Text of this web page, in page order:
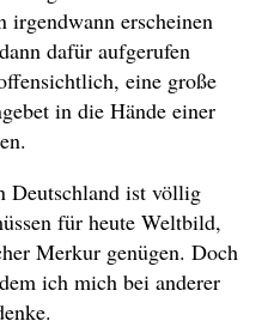
irgendwann erscheinen
dafür aufgerufen
eine große
in die Hände einer
ist völlig
für heute Weltbild,
Merkur genügen. Doch
ich mich bei anderer